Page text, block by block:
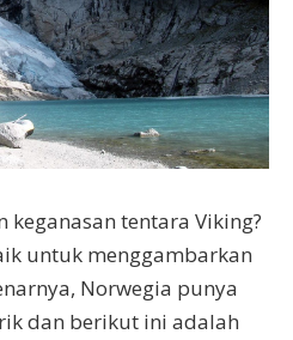
keganasan tentara Viking?
untuk menggambarkan
Norwegia punya
dan berikut ini adalah